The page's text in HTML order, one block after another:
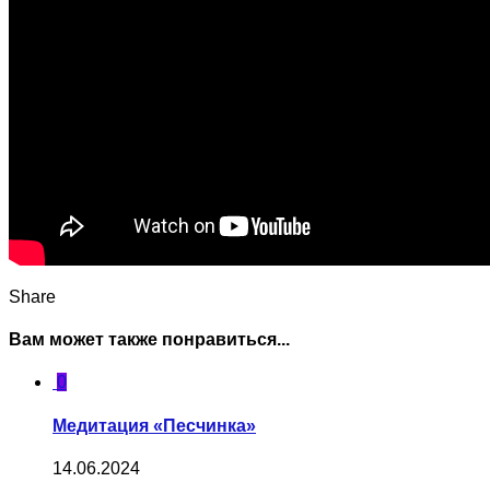
Share
Вам может также понравиться...
0
Медитация «Песчинка»
14.06.2024